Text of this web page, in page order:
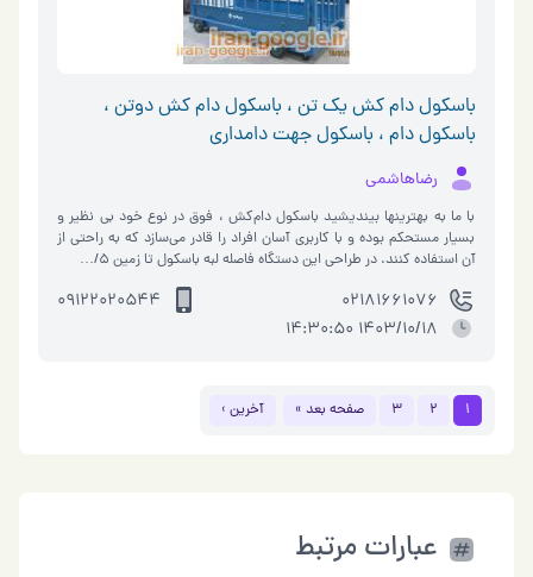
باسكول دام كش يك تن ، باسكول دام كش دوتن ،
باسكول دام ، باسكول جهت دامداري
رضاهاشمي
با ما به بهترينها بينديشيد باسكول دام‌كش ، فوق در نوع خود بی نظير و
بسيار مستحكم بوده و با كاربری آسان افراد را قادر می‌سازد كه به راحتی از
آن استفاده كنند. در طراحی اين دستگاه فاصله لبه باسكول تا زمين 5/…
02181661076
09122020544
1403/10/18 14:30:50
1
2
3 صفحه بعد » آخرین ›
عبارات مرتبط